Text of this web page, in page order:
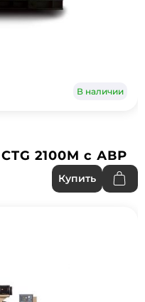
В наличии
2100M с АВР
Купить